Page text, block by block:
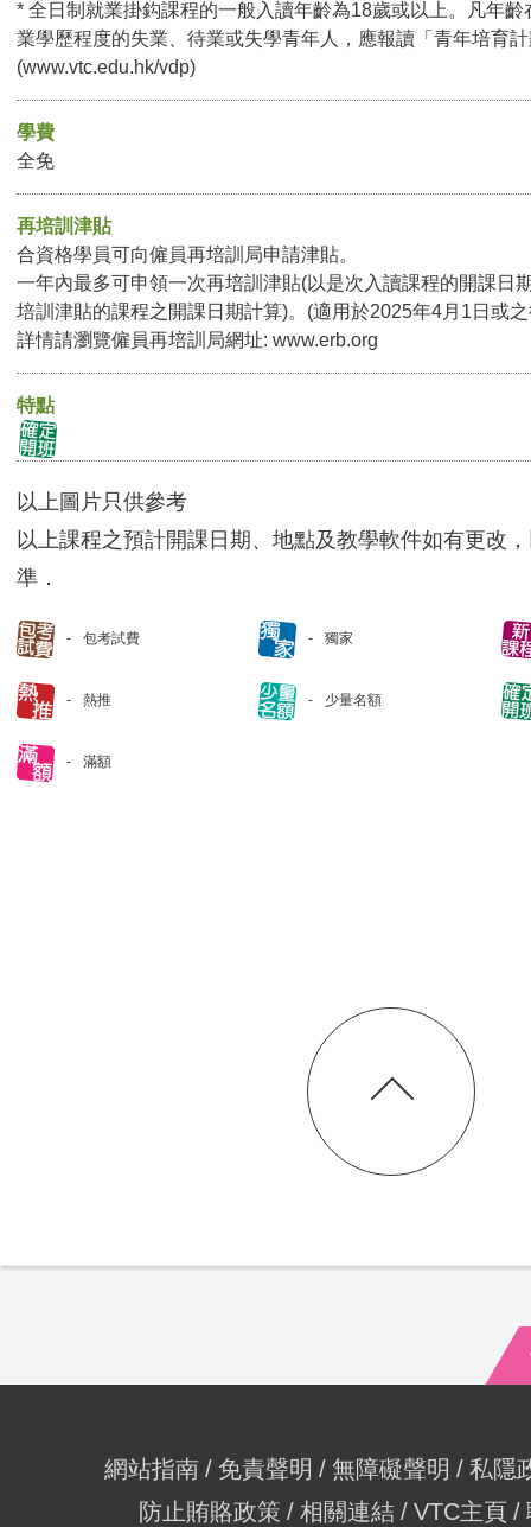
* 全日制就業掛鈎課程的一般入讀年齡為18歲或以上。凡年
業學歷程度的失業、待業或失學青年人，應報讀「青年培育
(www.vtc.edu.hk/vdp)
學費
全免
再培訓津貼
合資格學員可向僱員再培訓局申請津貼。
一年內最多可申領一次再培訓津貼(以是次入讀課程的開課日
培訓津貼的課程之開課日期計算)。(適用於2025年4月1日或
詳情請瀏覽僱員再培訓局網址: www.erb.org
特點
以上圖片只供參考
以上課程之預計開課日期、地點及教學軟件如有更改
準．
包考試費 獨家
熱推 少量名額
滿額
網站指南 免責聲明 無障礙聲明
私隱
防止賄賂政策
相關連結 VTC主頁